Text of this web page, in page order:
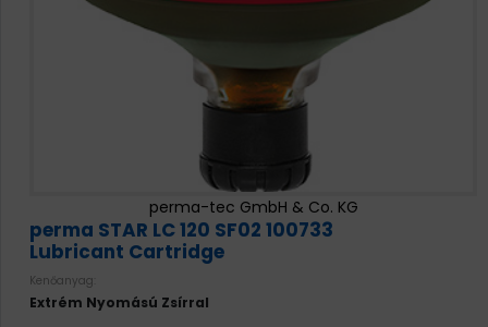
perma-tec GmbH & Co. KG
perma STAR LC 120 SF02 100733
Lubricant Cartridge
Kenőanyag:
Extrém Nyomású Zsírral